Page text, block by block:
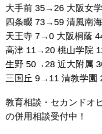
大手前 35→26 大阪女
四条畷 73→59 清風南
天王寺 7→0 大阪桐蔭
高津 11→20 桃山学院
生野 50→28 近大附属
三国丘 9→11 清教学園
教育相談・セカンドオ
の併用相談受付中！